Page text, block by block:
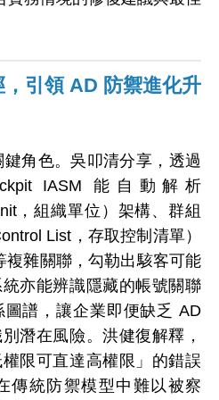
引領 AD 防禦進化升
角色。吳叩清分享，透過
IASM 能自動解析
，組織單位）架構、群組
List，存取控制清單）
複雜關聯，勾勒出駭客可能
亦能辨識隱藏的帳號關聯
譜，讓企業即便缺乏 AD
潛在風險。洪健復解釋，
限可直達高權限」的錯誤
傳統防禦模型中難以被察